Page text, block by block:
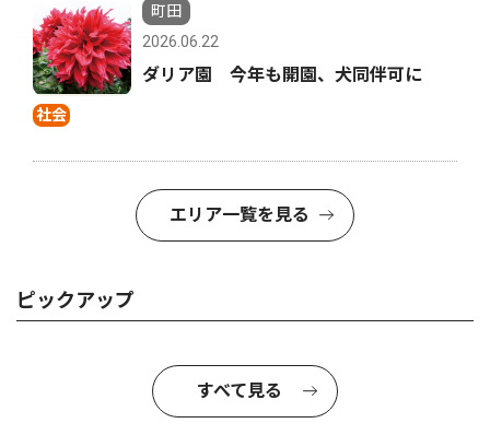
社会
町田
2026.06.22
ダリア園 今年も開園、犬同伴可に
エリア一覧を見る
ピックアップ
すべて見る